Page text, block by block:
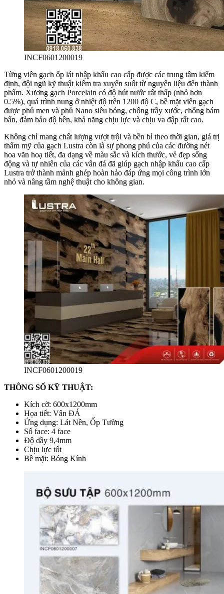
INCF0601200019
Từng viên gạch ốp lát nhập khẩu cao cấp được các trung tâm kiểm
định, đội ngũ kỹ thuật kiểm tra xuyên suốt từ nguyên liệu đến thành
phẩm. Xương gạch Porcelain có độ hút nước rất thấp (nhỏ hơn
0.5%), quá trình nung ở nhiệt độ trên 1200 độ C, bề mặt viên gạch
được phủ men và phủ Nano siêu bóng, chống trầy xước, chống bám
bẩn, đảm bảo độ bền, khả năng chịu lực và chịu va đập rất cao.
Không chỉ mang chất lượng vượt trội và bền bỉ theo thời gian, giá trị
thẩm mỹ của gạch Lustra còn là sự phong phú của các đường nét
hoa văn hoạ tiết, đa dạng về màu sắc và kích thước, vẻ đẹp sống
động và tự nhiên của các vân đá đã giúp gạch nhập khẩu cao cấp
Lustra trở thành mảnh ghép hoàn hảo đáp ứng mọi công trình lớn
nhỏ và nâng tầm nghệ thuật cho không gian.
INCF0601200019
THÔNG SỐ KỸ THUẬT:
Kích cỡ: 600x1200mm
Họa tiết: Vân ĐÁ
Ứng dụng: Lát Nền, Ốp Tường
Số face: 4 face
Độ dầy 9,4mm
Chịu lực tốt
Bề mặt: Bóng Kính